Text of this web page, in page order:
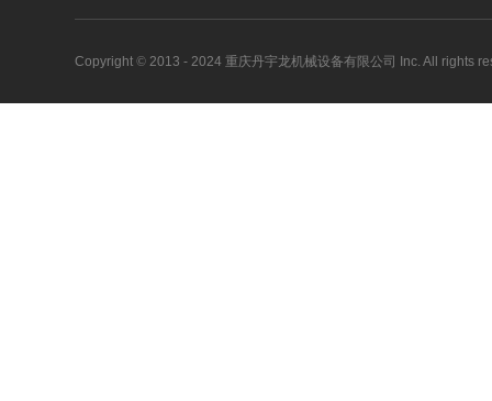
Copyright © 2013 - 2024 重庆丹宇龙机械设备有限公司 Inc. All rights